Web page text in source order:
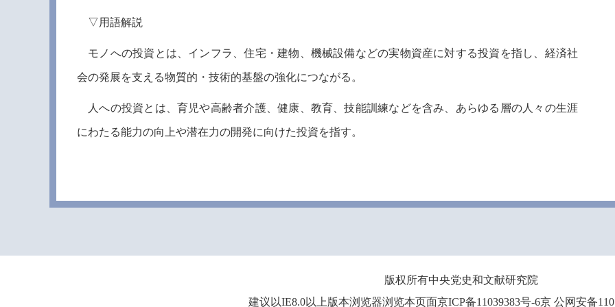
▽用語解説
モノへの投資とは、インフラ、住宅・建物、機械設備などの実物資産に対する投資を指し、経済社
会の発展を支える物質的・技術的基盤の強化につながる。
人への投資とは、育児や高齢者介護、健康、教育、技能訓練などを含み、あらゆる層の人々の生涯
にわたる能力の向上や潜在力の開発に向けた投資を指す。
版权所有中央党史和文献研究院
建议以IE8.0以上版本浏览器浏览本页面京ICP备11039383号-6京 公网安备